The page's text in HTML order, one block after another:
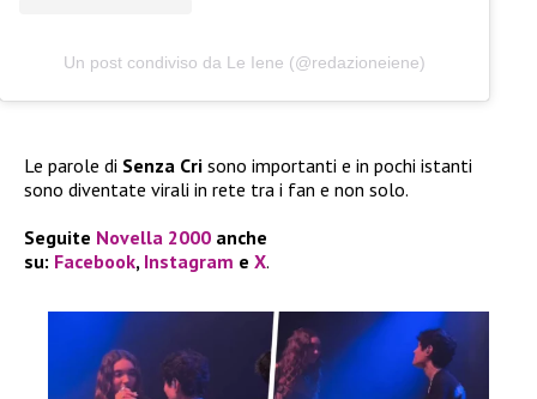
Un post condiviso da Le Iene (@redazioneiene)
Le parole di Senza Cri sono importanti e in pochi istanti
sono diventate virali in rete tra i fan e non solo.
Seguite Novella 2000 anche
su: Facebook, Instagram e X.